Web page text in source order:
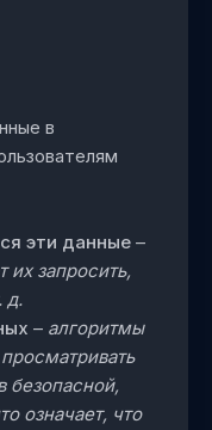
в
эти данные–
их запросить,
д.
– алгоритмы
безопасной,
означает, что